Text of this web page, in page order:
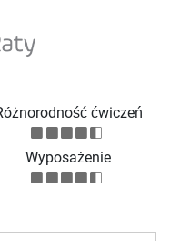
ćwiczeń
Wyposażenie